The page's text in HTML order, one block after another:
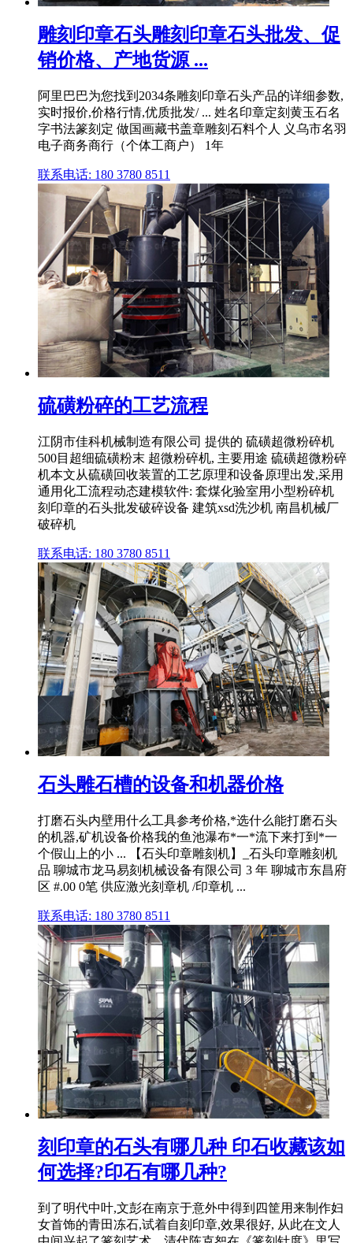
雕刻印章石头雕刻印章石头批发、促
销价格、产地货源 ...
阿里巴巴为您找到2034条雕刻印章石头产品的详细参数,
实时报价,价格行情,优质批发/ ... 姓名印章定刻黄玉石名
字书法篆刻定 做国画藏书盖章雕刻石料个人 义乌市名羽
电子商务商行（个体工商户） 1年
联系电话: 180 3780 8511
硫磺粉碎的工艺流程
江阴市佳科机械制造有限公司 提供的 硫磺超微粉碎机
500目超细硫磺粉末 超微粉碎机, 主要用途 硫磺超微粉碎
机本文从硫磺回收装置的工艺原理和设备原理出发,采用
通用化工流程动态建模软件: 套煤化验室用小型粉碎机
刻印章的石头批发破碎设备 建筑xsd洗沙机 南昌机械厂
破碎机
联系电话: 180 3780 8511
石头雕石槽的设备和机器价格
打磨石头内壁用什么工具参考价格,*选什么能打磨石头
的机器,矿机设备价格我的鱼池瀑布*一*流下来打到*一
个假山上的小 ... 【石头印章雕刻机】_石头印章雕刻机
品 聊城市龙马易刻机械设备有限公司 3 年 聊城市东昌府
区 #.00 0笔 供应激光刻章机 /印章机 ...
联系电话: 180 3780 8511
刻印章的石头有哪几种 印石收藏该如
何选择?印石有哪几种?
到了明代中叶,文彭在南京于意外中得到四筐用来制作妇
女首饰的青田冻石,试着自刻印章,效果很好, 从此在文人